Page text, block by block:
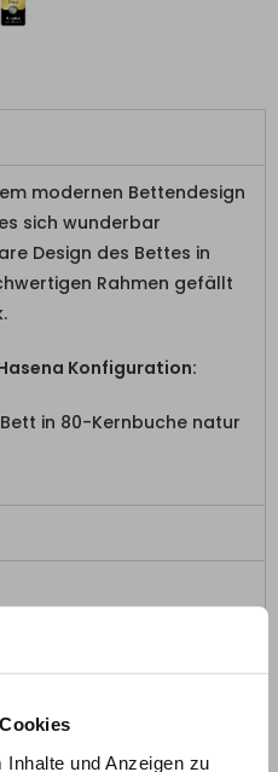
und Anzeigen zu
modernen Bettendesign
sich wunderbar
Design des Bettes in
Rahmen gefällt
Konfiguration:
in 80-Kernbuche natur
Kunden